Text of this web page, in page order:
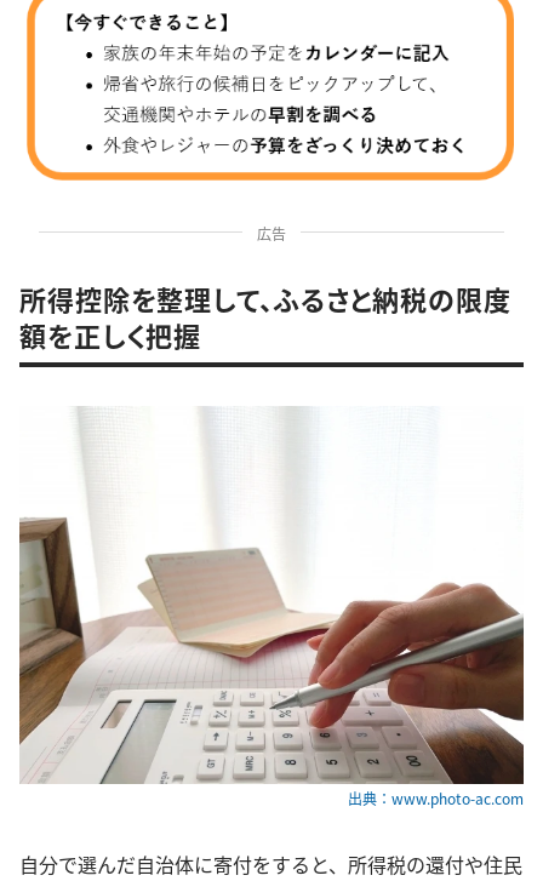
広告
所得控除を整理して、ふるさと納税の限度
額を正しく把握
出典：www.photo-ac.com
自分で選んだ自治体に寄付をすると、所得税の還付や住民